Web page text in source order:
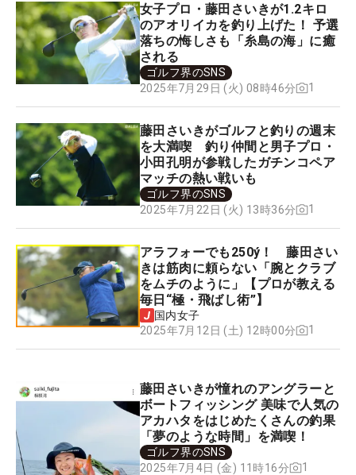
女子プロ・藤田さいきが1.2キロ
のアオリイカを釣り上げた！ 予選
落ちの悔しさも「糸島の海」に癒
される
ゴルフ界のSNS
2025年7月29日 (火) 08時46分
1
藤田さいきがゴルフと釣りの週末
を大満喫 釣り仲間と男子プロ・
小田孔明が参戦したガチンコペア
マッチの熱い戦いも
ゴルフ界のSNS
2025年7月22日 (火) 13時36分
1
アラフォーでも250ý！ 藤田さい
きは筋肉に頼らない「腕とクラブ
をムチのように」【プロが教える
毎日“極・飛ばし術”】
国内女子
2025年7月12日 (土) 12時00分
1
藤田さいきが憧れのアングラーと
ボートフィッシング 美味で人気の
アカハタをはじめたくさんの釣果
「夢のような時間」を満喫！
ゴルフ界のSNS
2025年7月4日 (金) 11時16分
1